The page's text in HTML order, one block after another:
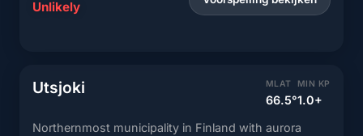
Unlikely
Utsjoki MLAT
66.5°
MIN KP
1.0+
Northernmost municipality in Finland with aurora